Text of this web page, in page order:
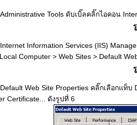
Tools ดับเบิ๊ลคลิ๊กไอคอน
Information Services (IIS)
Computer > Web Sites > Default
Web Site Properties คลิ๊กเลือกแท็
Certificate... ดังรูปที่ 6